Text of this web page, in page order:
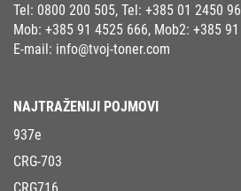
Tel: 0800 200 505, Tel: +385 01 2450
Mob: +385 91 4525 666, Mob2: +385
E-mail: info@tvoj-toner.com
NAJTRAŽENIJI POJMOVI
937e
CRG-703
CRG716